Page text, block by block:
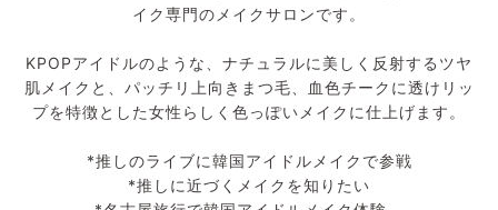
イク専門のメイクサロンです。
KPOPアイドルのような、ナチュラルに美しく反射するツヤ
肌メイクと、パッチリ上向きまつ毛、血色チークに透けリッ
プを特徴とした女性らしく色っぽいメイクに仕上げます。
*推しのライブに韓国アイドルメイクで参戦
*推しに近づくメイクを知りたい